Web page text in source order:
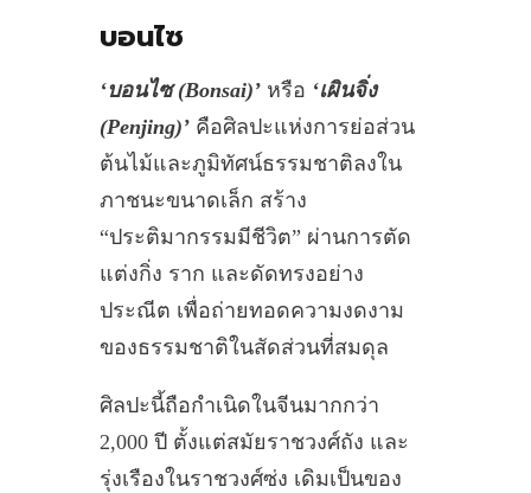
บอนไซ
‘บอนไซ (Bonsai)’ หรือ ‘เผินจิ่ง
(Penjing)’ คือศิลปะแห่งการย่อส่วน
ต้นไม้และภูมิทัศน์ธรรมชาติลงใน
ภาชนะขนาดเล็ก สร้าง
“ประติมากรรมมีชีวิต” ผ่านการตัด
แต่งกิ่ง ราก และดัดทรงอย่าง
ประณีต เพื่อถ่ายทอดความงดงาม
ของธรรมชาติในสัดส่วนที่สมดุล
ศิลปะนี้ถือกำเนิดในจีนมากกว่า
2,000 ปี ตั้งแต่สมัยราชวงศ์ถัง และ
รุ่งเรืองในราชวงศ์ซ่ง เดิมเป็นของ